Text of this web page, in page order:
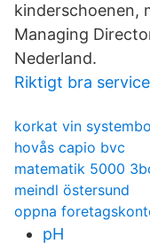
kinderschoenen,
Managing
Nederland.
Riktigt bra service
korkat vin
hovås capio bvc
matematik 5000
meindl östersund
oppna
pH